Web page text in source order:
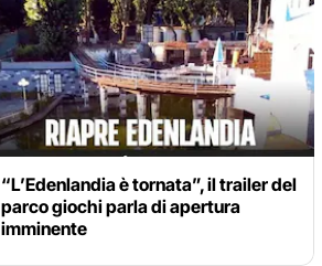
“L’Edenlandia è tornata”, il trailer del
parco giochi parla di apertura
imminente